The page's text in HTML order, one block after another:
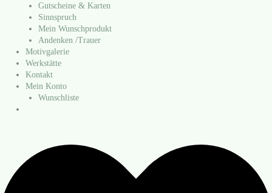
Gutscheine & Karten
Sinnspruch
Mein Wunschprodukt
Andenken /​Trauer
Motivgalerie
Werkstätte
Kontakt
Mein Konto
Wunschliste